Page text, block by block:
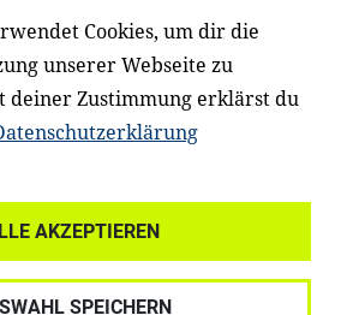
andere
Dafür arbeiten wir eng
wissenschaftlichen
Unternehmen
zusammen.
Datenschutz
Cookies, um dir die
unserer Webseite zu
deiner Zustimmung erklärst du
AKZEPTIEREN
SPEICHERN